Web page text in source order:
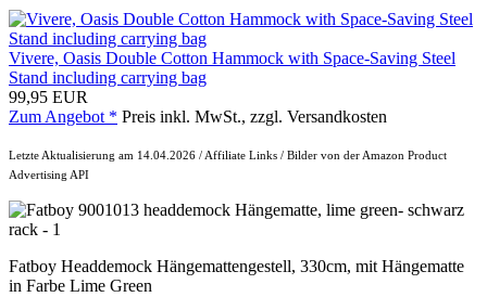
Vivere, Oasis Double Cotton Hammock with Space-Saving Steel
Stand including carrying bag
99,95 EUR
Zum Angebot * Preis inkl. MwSt., zzgl. Versandkosten
Letzte Aktualisierung am 14.04.2026 / Affiliate Links / Bilder von der Amazon Product
Advertising API
Fatboy Headdemock Hängemattengestell, 330cm, mit Hängematte
in Farbe Lime Green